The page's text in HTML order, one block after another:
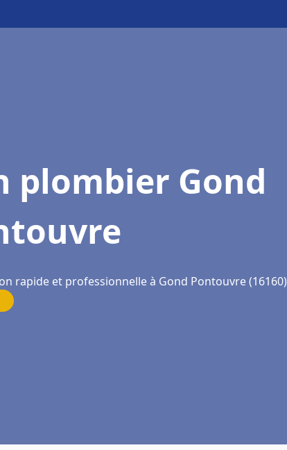
plombier Gond
rapide et professionnelle à Gond Pontouvre (16160)